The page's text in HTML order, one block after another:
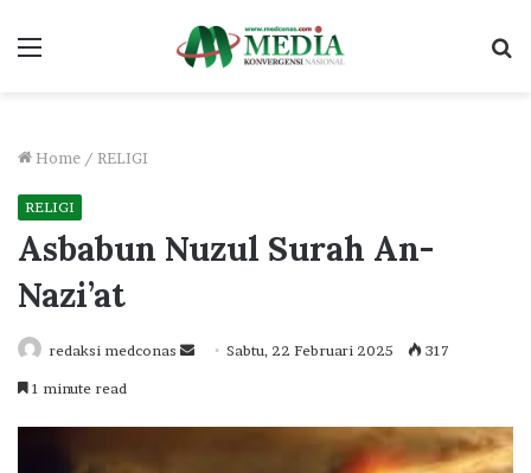
Menu
Home / RELIGI
RELIGI
Asbabun Nuzul Surah An-
Nazi’at
redaksi medconas
Send Sabtu, 22 Februari 2025 317
1 minute read